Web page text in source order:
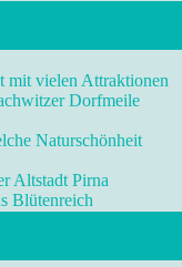
mit vielen Attraktionen
Dorfmeile
Naturschönheit
Altstadt Pirna
Blütenreich